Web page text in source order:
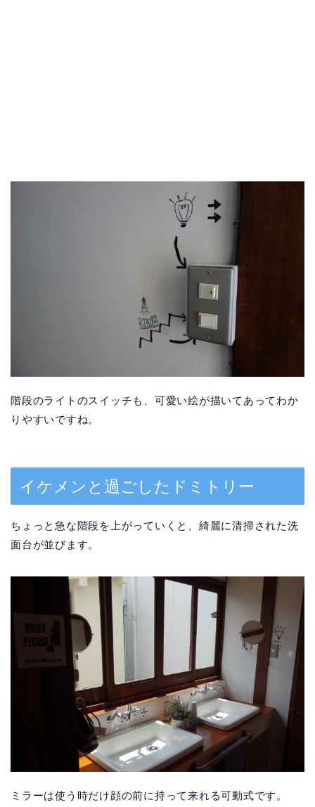
階段のライトのスイッチも、可愛い絵が描いてあってわか
りやすいですね。
イケメンと過ごしたドミトリー
ちょっと急な階段を上がっていくと、綺麗に清掃された洗
面台が並びます。
ミラーは使う時だけ顔の前に持って来れる可動式です。